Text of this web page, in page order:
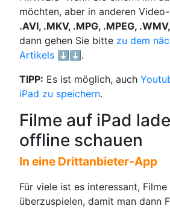
möchten, aber in anderen
.AVI, .MKV, .MPG, .MPEG,
dann gehen Sie bitte zu dem
Artikels ⬇️⬇️ .
TIPP: Es ist möglich, auch
iPad zu speichern.
Filme auf iPad
offline schauen
In eine Drittanbieter-App
Für viele ist es interessant, Filme
überzuspielen, damit man dann